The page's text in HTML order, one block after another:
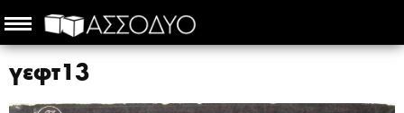
γεφτ13